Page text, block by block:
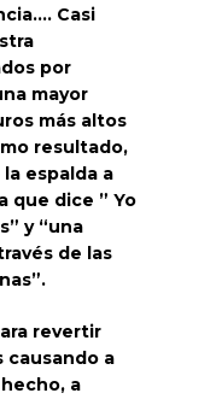
Casi
por
mayor
más altos
resultado,
espalda a
que dice ” Yo
y “una
de las
revertir
causando a
a